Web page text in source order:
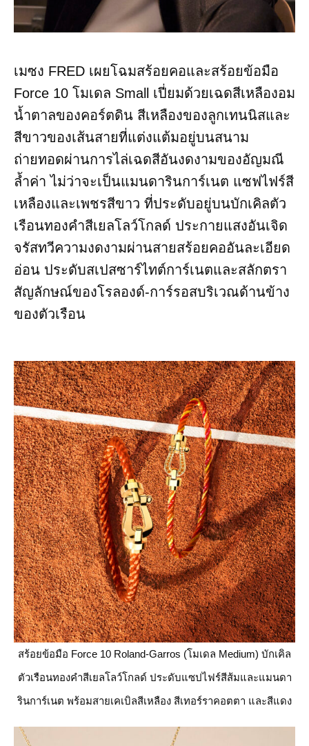
เมซง FRED เผยโฉมสร้อยคอและสร้อยข้อมือ
Force 10 โมเดล Small เปี่ยมด้วยเฉดสีเหลืองอม
น้ำตาลของคอร์ตดิน สีเหลืองของลูกเทนนิสและ
สีขาวของเส้นสายที่แต่งแต้มอยู่บนสนาม
ถ่ายทอดผ่านการไล่เฉดสีอันงดงามของอัญมณี
ล้ำค่า ไม่ว่าจะเป็นแมนดารินการ์เนต แซฟไฟร์สี
เหลืองและเพชรสีขาว ที่ประดับอยู่บนบักเคิลตัว
เรือนทองคำสีเยลโลว์โกลด์ ประกายแสงอันเจิด
จรัสทวีความงดงามผ่านสายสร้อยคออันละเอียด
อ่อน ประดับสเปสซาร์ไทต์การ์เนตและสลักตรา
สัญลักษณ์ของโรลองด์-การ์รอสบริเวณด้านข้าง
ของตัวเรือน
สร้อยข้อมือ Force 10 Roland-Garros (โมเดล Medium) บักเคิล
ตัวเรือนทองคำสีเยลโลว์โกลด์ ประดับแซปไฟร์สีส้มและแมนดา
รินการ์เนต พร้อมสายเคเบิลสีเหลือง สีเทอร์ราคอตตา และสีแดง